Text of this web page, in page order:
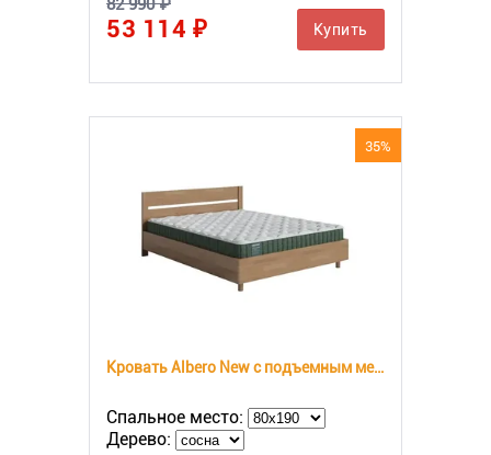
82 990 ₽
53 114 ₽ Купить
35%
Кровать Albero New с подъемным механизмом
Спальное место:
Дерево: